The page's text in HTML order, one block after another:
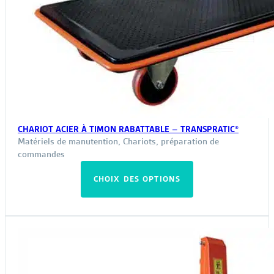
CHARIOT ACIER À TIMON RABATTABLE – TRANSPRATIC®
Matériels de manutention, Chariots, préparation de
commandes
CHOIX DES OPTIONS
a
plusieurs
variations.
Les
options